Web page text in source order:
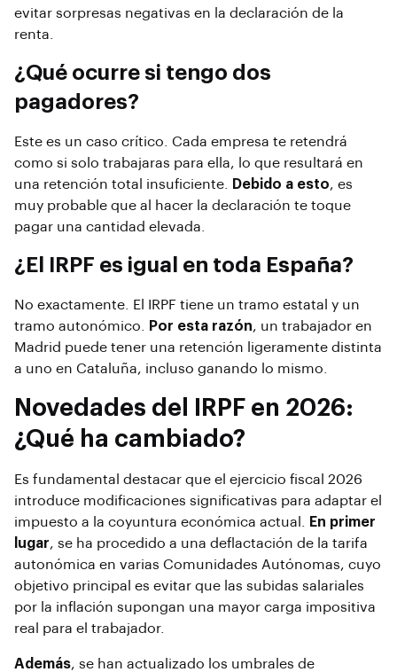
evitar sorpresas negativas en la declaración de la
renta.
¿Qué ocurre si tengo dos
pagadores?
Este es un caso crítico. Cada empresa te retendrá
como si solo trabajaras para ella, lo que resultará en
una retención total insuficiente.
Debido a esto, es
muy probable que al hacer la declaración te toque
pagar una cantidad elevada.
¿El IRPF es igual en toda España?
No exactamente. El IRPF tiene un tramo estatal y un
tramo autonómico.
Por esta razón, un trabajador en
Madrid puede tener una retención ligeramente distinta
a uno en Cataluña, incluso ganando lo mismo.
Novedades del IRPF en 2026:
¿Qué ha cambiado?
Es fundamental destacar que el ejercicio fiscal 2026
introduce modificaciones significativas para adaptar el
impuesto a la coyuntura económica actual.
En primer
lugar, se ha procedido a una deflactación de la tarifa
autonómica en varias Comunidades Autónomas, cuyo
objetivo principal es evitar que las subidas salariales
por la inflación supongan una mayor carga impositiva
real para el trabajador.
Además, se han actualizado los umbrales de